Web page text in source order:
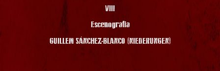
VIII
Escenografia
GUILLEM SÁNCHEZ-BLANCO (NIEDERUNGEN)